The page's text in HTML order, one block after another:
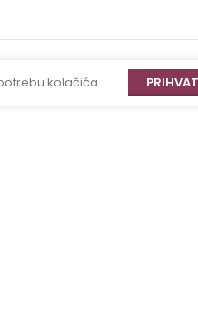
kolačića.